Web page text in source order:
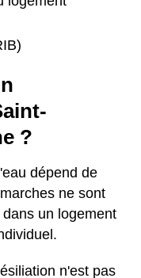
?
dépend de
ne sont
un logement
n'est pas